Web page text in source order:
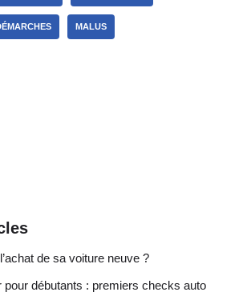
MALUS
de sa voiture neuve ?
pour débutants : premiers checks auto